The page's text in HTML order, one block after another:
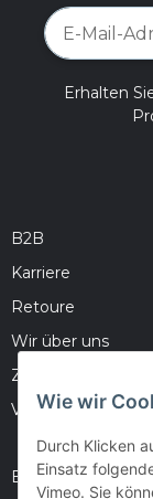
Erhalten
B2B
Karriere
Retoure
Wir über uns
Wie wir
Durch Klicken
Einsatz
Vimeo. Sie